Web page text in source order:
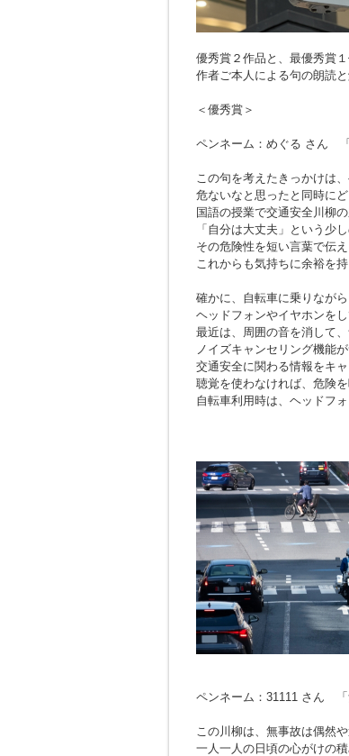
優秀賞２作品と、最優秀賞１
作者ご本人による句の朗読
＜優秀賞＞
ペンネーム：めぐる さん
この句を考えたきっかけは
危ないなと思ったと同時に
国語の授業で交通安全川柳
「自分は大丈夫」という少
その危険性を短い言葉で伝
これからも気持ちに余裕を
確かに、自転車に乗りながら
ヘッドフォンやイヤホンを
最近は、周囲の音を消して
ノイズキャンセリング機能
交通安全に関わる情報をキ
聴覚を使わなければ、危険を
自転車利用時は、ヘッドフ
ペンネーム：31111 さん
この川柳は、無事故は偶然や
一人一人の日頃の心がけの